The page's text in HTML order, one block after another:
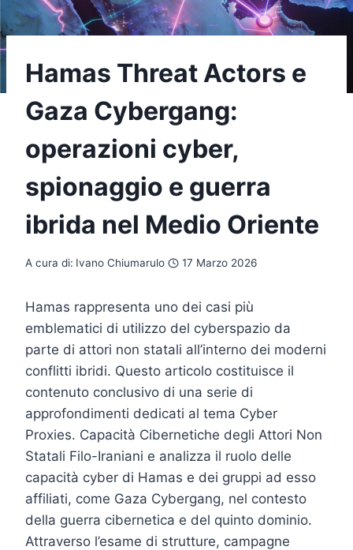
Hamas Threat Actors e
Gaza Cybergang:
operazioni cyber,
spionaggio e guerra
ibrida nel Medio Oriente
A cura di: Ivano Chiumarulo 17 Marzo 2026
Hamas rappresenta uno dei casi più
emblematici di utilizzo del cyberspazio da
parte di attori non statali all’interno dei moderni
conflitti ibridi. Questo articolo costituisce il
contenuto conclusivo di una serie di
approfondimenti dedicati al tema Cyber
Proxies. Capacità Cibernetiche degli Attori Non
Statali Filo-Iraniani e analizza il ruolo delle
capacità cyber di Hamas e dei gruppi ad esso
affiliati, come Gaza Cybergang, nel contesto
della guerra cibernetica e del quinto dominio.
Attraverso l’esame di strutture, campagne